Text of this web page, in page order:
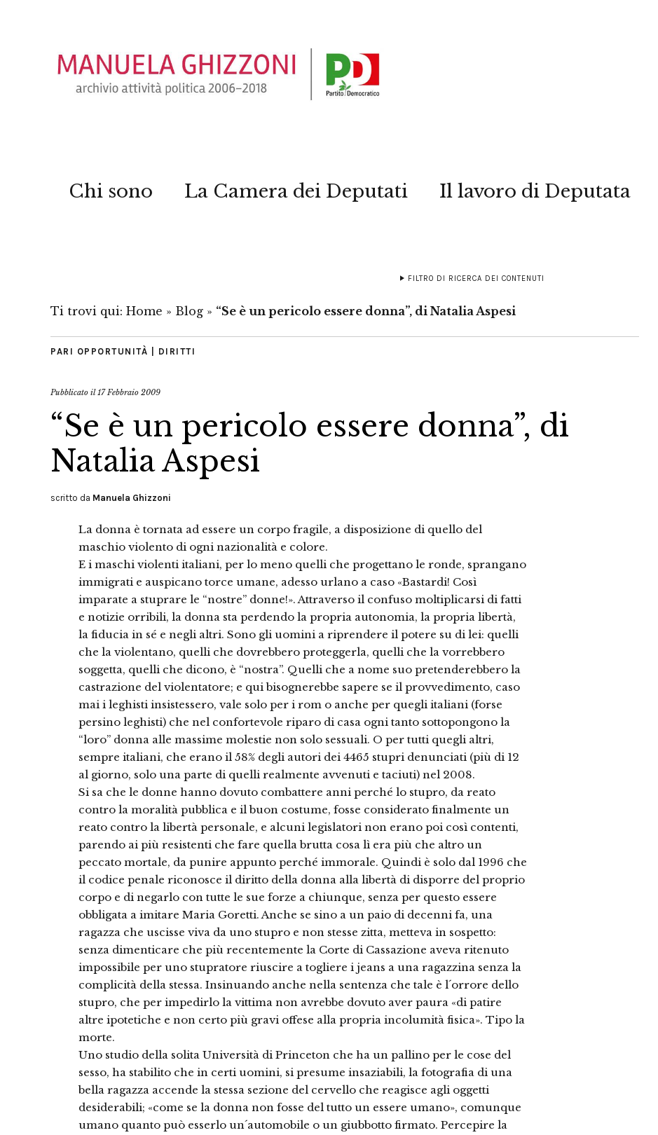
Chi sono La Camera dei Deputati Il lavoro di Deputata
FILTRO DI RICERCA DEI CONTENUTI
Ti trovi qui: Home » Blog » “Se è un pericolo essere donna”, di Natalia Aspesi
PARI OPPORTUNITÀ | DIRITTI
Pubblicato il17 Febbraio 2009
“Se è un pericolo essere donna”, di
Natalia Aspesi
scritto da Manuela Ghizzoni
La donna è tornata ad essere un corpo fragile, a disposizione di quello del
maschio violento di ogni nazionalità e colore.
E i maschi violenti italiani, per lo meno quelli che progettano le ronde, sprangano
immigrati e auspicano torce umane, adesso urlano a caso «Bastardi! Così
imparate a stuprare le “nostre” donne!». Attraverso il confuso moltiplicarsi di fatti
e notizie orribili, la donna sta perdendo la propria autonomia, la propria libertà,
la fiducia in sé e negli altri. Sono gli uomini a riprendere il potere su di lei: quelli
che la violentano, quelli che dovrebbero proteggerla, quelli che la vorrebbero
soggetta, quelli che dicono, è “nostra”. Quelli che a nome suo pretenderebbero la
castrazione del violentatore; e qui bisognerebbe sapere se il provvedimento, caso
mai i leghisti insistessero, vale solo per i rom o anche per quegli italiani (forse
persino leghisti) che nel confortevole riparo di casa ogni tanto sottopongono la
“loro” donna alle massime molestie non solo sessuali. O per tutti quegli altri,
sempre italiani, che erano il 58% degli autori dei 4465 stupri denunciati (più di 12
al giorno, solo una parte di quelli realmente avvenuti e taciuti) nel 2008.
Si sa che le donne hanno dovuto combattere anni perché lo stupro, da reato
contro la moralità pubblica e il buon costume, fosse considerato finalmente un
reato contro la libertà personale, e alcuni legislatori non erano poi così contenti,
parendo ai più resistenti che fare quella brutta cosa lì era più che altro un
peccato mortale, da punire appunto perché immorale. Quindi è solo dal 1996 che
il codice penale riconosce il diritto della donna alla libertà di disporre del proprio
corpo e di negarlo con tutte le sue forze a chiunque, senza per questo essere
obbligata a imitare Maria Goretti. Anche se sino a un paio di decenni fa, una
ragazza che uscisse viva da uno stupro e non stesse zitta, metteva in sospetto:
senza dimenticare che più recentemente la Corte di Cassazione aveva ritenuto
impossibile per uno stupratore riuscire a togliere i jeans a una ragazzina senza la
complicità della stessa. Insinuando anche nella sentenza che tale è l´orrore dello
stupro, che per impedirlo la vittima non avrebbe dovuto aver paura «di patire
altre ipotetiche e non certo più gravi offese alla propria incolumità fisica». Tipo la
morte.
Uno studio della solita Università di Princeton che ha un pallino per le cose del
sesso, ha stabilito che in certi uomini, si presume insaziabili, la fotografia di una
bella ragazza accende la stessa sezione del cervello che reagisce agli oggetti
desiderabili; «come se la donna non fosse del tutto un essere umano», comunque
umano quanto può esserlo un´automobile o un giubbotto firmato. Percepire la